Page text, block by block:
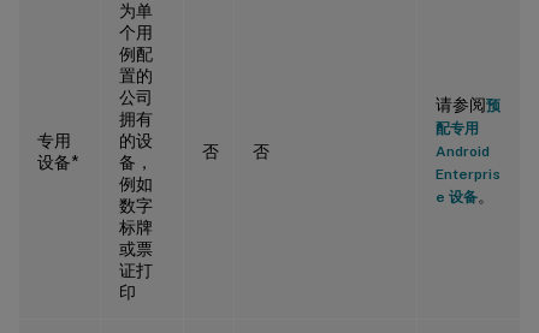
专用
设备*
为单
个用
例配
置的
公司
拥有
的设
备，
例如
数字
标牌
或票
证打
印
否 否
请参阅预
配专用
Android
Enterpris
e 设备。